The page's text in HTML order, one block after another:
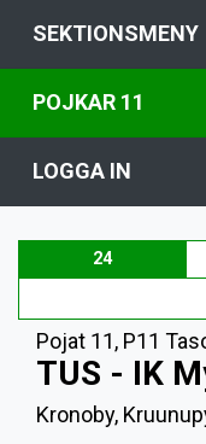
SEKTIONSMENY
POJKAR 11
LOGGA IN
24
Pojat 11, P11
TUS - IK
Kronoby,